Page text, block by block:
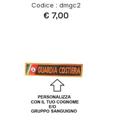
Codice : dmgc2
€ 7,00